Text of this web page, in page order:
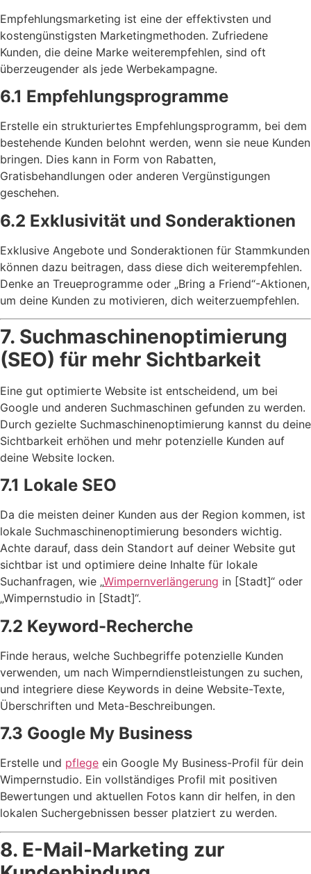
Empfehlungsmarketing ist eine der effektivsten und
kostengünstigsten Marketingmethoden. Zufriedene
Kunden, die deine Marke weiterempfehlen, sind oft
überzeugender als jede Werbekampagne.
6.1 Empfehlungsprogramme
Erstelle ein strukturiertes Empfehlungsprogramm, bei dem
bestehende Kunden belohnt werden, wenn sie neue Kunden
bringen. Dies kann in Form von Rabatten,
Gratisbehandlungen oder anderen Vergünstigungen
geschehen.
6.2 Exklusivität und Sonderaktionen
Exklusive Angebote und Sonderaktionen für Stammkunden
können dazu beitragen, dass diese dich weiterempfehlen.
Denke an Treueprogramme oder „Bring a Friend“-Aktionen,
um deine Kunden zu motivieren, dich weiterzuempfehlen.
7. Suchmaschinenoptimierung
(SEO) für mehr Sichtbarkeit
Eine gut optimierte Website ist entscheidend, um bei
Google und anderen Suchmaschinen gefunden zu werden.
Durch gezielte Suchmaschinenoptimierung kannst du deine
Sichtbarkeit erhöhen und mehr potenzielle Kunden auf
deine Website locken.
7.1 Lokale SEO
Da die meisten deiner Kunden aus der Region kommen, ist
lokale Suchmaschinenoptimierung besonders wichtig.
Achte darauf, dass dein Standort auf deiner Website gut
sichtbar ist und optimiere deine Inhalte für lokale
Suchanfragen, wie „Wimpernverlängerung in [Stadt]“ oder
„Wimpernstudio in [Stadt]“.
7.2 Keyword-Recherche
Finde heraus, welche Suchbegriffe potenzielle Kunden
verwenden, um nach Wimperndienstleistungen zu suchen,
und integriere diese Keywords in deine Website-Texte,
Überschriften und Meta-Beschreibungen.
7.3 Google My Business
Erstelle und pflege ein Google My Business-Profil für dein
Wimpernstudio. Ein vollständiges Profil mit positiven
Bewertungen und aktuellen Fotos kann dir helfen, in den
lokalen Suchergebnissen besser platziert zu werden.
8. E-Mail-Marketing zur